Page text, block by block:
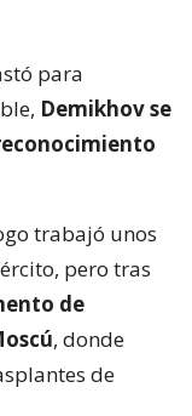
para
Demikhov se
trabajó unos
pero tras
de
, donde
de